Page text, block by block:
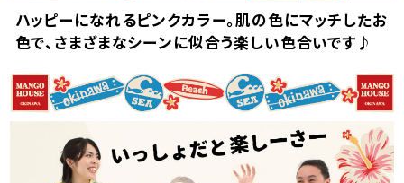
ハッピーになれるピンクカラー。肌の色にマッチしたお
色で、さまざまなシーンに似合う楽しい色合いです♪